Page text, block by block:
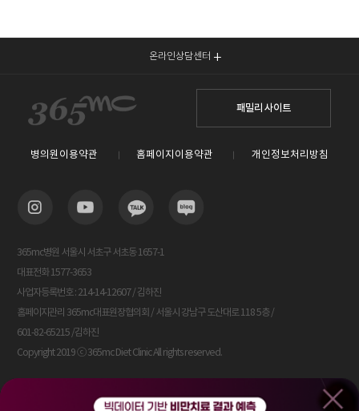
온라인상담센터
패밀리 사이트
병의원이용약관 홈페이지이용약관 개인정보처리방침
365mc병원 서울시 서초구 서초동 1657-1
대표전화 1577-3653
사업자등록번호 : 214-14-12607 / 김하진
홈페이지관리 365mc대표원장협의회 / 서울시 강남구 도산대로 118 5층 /
601-82-65215 /김하진
Copyright 2019 ⓒ 365mc Diet Clinic All rights reserved.